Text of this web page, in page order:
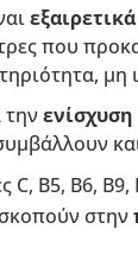
που
την
C, B5, B6, B9,
στην